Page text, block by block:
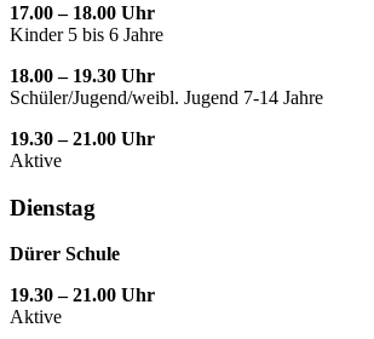
17.00 – 18.00 Uhr
Kinder 5 bis 6 Jahre
18.00 – 19.30 Uhr
Schüler/Jugend/weibl. Jugend 7-14 Jahre
19.30 – 21.00 Uhr
Aktive
Dienstag
Dürer Schule
19.30 – 21.00 Uhr
Aktive